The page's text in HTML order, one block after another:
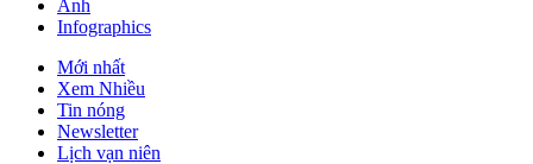
Ảnh
Infographics
Mới nhất
Xem Nhiều
Tin nóng
Newsletter
Lịch vạn niên